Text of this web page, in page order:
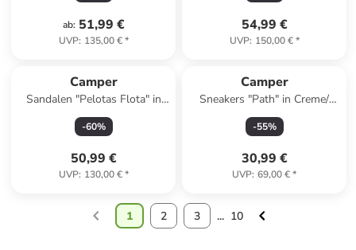
ab: 51,99 €
UVP: 135,00 €*
54,99 €
UVP: 150,00 €*
Camper
Sandalen "Pelotas Flota" in
Schwarz
-60%
50,99 €
UVP: 130,00 €*
Camper
Sneakers "Path" in Creme/
Khaki
-55%
30,99 €
UVP: 69,00 €*
1 2 3 ... 10